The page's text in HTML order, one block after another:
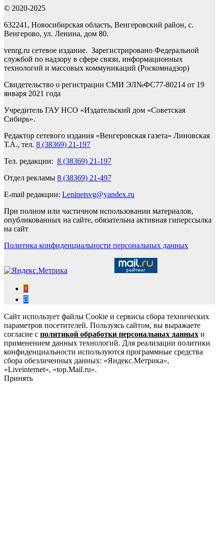
© 2020-2025
632241, Новосибирская область, Венгеровский район, с.
Венгерово, ул. Ленина, дом 80.
venrg.ru сетевое издание. Зарегистрировано Федеральной
службой по надзору в сфере связи, информационных
технологий и массовых коммуникаций (Роскомнадзор)
Свидетельство о регистрации СМИ ЭЛ№ФС77-80214 от 19
января 2021 года
Учредитель ГАУ НСО «Издательский дом «Советская
Сибирь».
Редактор сетевого издания «Венгеровская газета» Линовская
Т.А., тел. 8 (38369) 21-197
Тел. редакции: 8 (38369) 21-197
Отдел рекламы 8 (38369) 21-497
E-mail редакции: Leninetsvg@yandex.ru
При полном или частичном использовании материалов,
опубликованных на сайте, обязательна активная гиперссылка
на сайт
Политика конфиденциальности персональных данных
Сайт использует файлы Cookie и сервисы сбора технических
параметров посетителей. Пользуясь сайтом, вы выражаете
согласие с политикой обработки персональных данных и
применением данных технологий. Для реализации политики
конфиденциальности используются программные средства
сбора обезличенных данных: «Яндекс.Метрика»,
«Liveinternet», «top.Mail.ru».
Принять